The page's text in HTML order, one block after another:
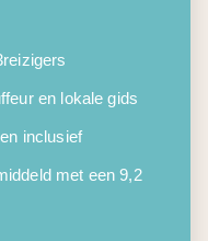
en lokale gids
inclusief
met een 9,2